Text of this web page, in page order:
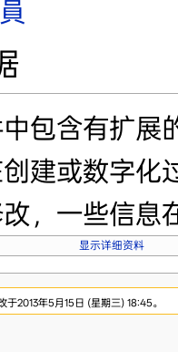
包含有扩展
建或数字化
，一些信息
显示详细资料
于2013年5月15日 (星期三) 18:45。